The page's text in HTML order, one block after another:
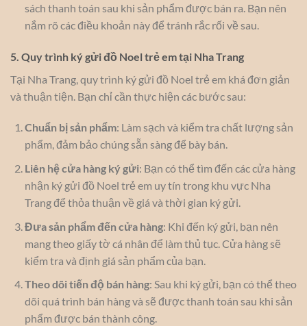
sách thanh toán sau khi sản phẩm được bán ra. Bạn nên
nắm rõ các điều khoản này để tránh rắc rối về sau.
5. Quy trình ký gửi đồ Noel trẻ em tại Nha Trang
Tại Nha Trang, quy trình ký gửi đồ Noel trẻ em khá đơn giản
và thuận tiện. Bạn chỉ cần thực hiện các bước sau:
Chuẩn bị sản phẩm: Làm sạch và kiểm tra chất lượng sản
phẩm, đảm bảo chúng sẵn sàng để bày bán.
Liên hệ cửa hàng ký gửi: Bạn có thể tìm đến các cửa hàng
nhận ký gửi đồ Noel trẻ em uy tín trong khu vực Nha
Trang để thỏa thuận về giá và thời gian ký gửi.
Đưa sản phẩm đến cửa hàng: Khi đến ký gửi, bạn nên
mang theo giấy tờ cá nhân để làm thủ tục. Cửa hàng sẽ
kiểm tra và định giá sản phẩm của bạn.
Theo dõi tiến độ bán hàng: Sau khi ký gửi, bạn có thể theo
dõi quá trình bán hàng và sẽ được thanh toán sau khi sản
phẩm được bán thành công.